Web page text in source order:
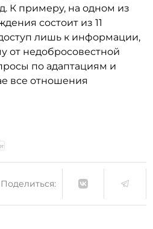
К примеру, на одном из
состоит из 11
лишь к информации,
от недобросовестной
по адаптациям и
все отношения
Поделиться: